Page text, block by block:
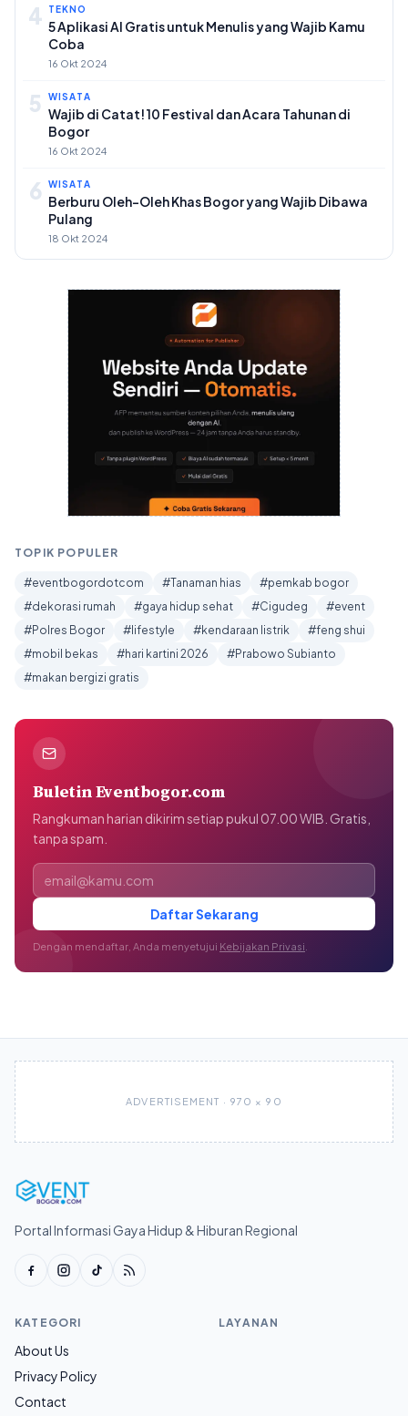
4 TEKNO
5 Aplikasi AI Gratis untuk Menulis yang Wajib Kamu
Coba
16 Okt 2024
5 WISATA
Wajib di Catat! 10 Festival dan Acara Tahunan di
Bogor
16 Okt 2024
6 WISATA
Berburu Oleh-Oleh Khas Bogor yang Wajib Dibawa
Pulang
18 Okt 2024
TOPIK POPULER
#eventbogordotcom #Tanaman hias
#pemkab bogor
#dekorasi rumah
#gaya hidup sehat #Cigudeg
#event
#Polres Bogor
#lifestyle #kendaraan listrik
#feng shui
#mobil bekas
#hari kartini 2026
#Prabowo Subianto
#makan bergizi gratis
Buletin Eventbogor.com
Rangkuman harian dikirim setiap pukul 07.00 WIB. Gratis,
tanpa spam.
Alamat email
Daftar Sekarang
Dengan mendaftar, Anda menyetujui Kebijakan Privasi
ADVERTISEMENT · 970 × 90
Portal Informasi Gaya Hidup & Hiburan Regional
KATEGORI
About Us
Privacy Policy
Contact
LAYANAN